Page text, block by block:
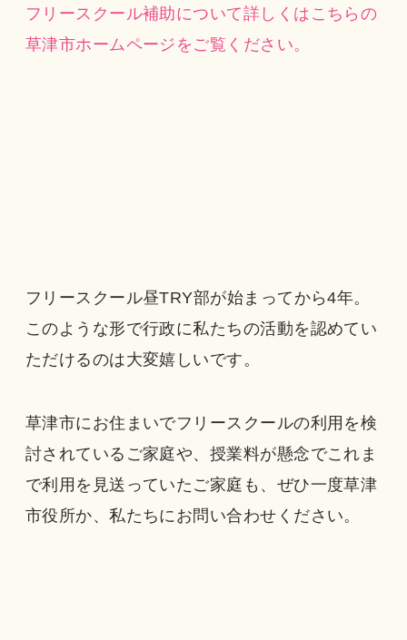
フリースクール補助について詳しくはこちらの
草津市ホームページをご覧ください。
フリースクール昼TRY部が始まってから4年。
このような形で行政に私たちの活動を認めてい
ただけるのは大変嬉しいです。
草津市にお住まいでフリースクールの利用を検
討されているご家庭や、授業料が懸念でこれま
で利用を見送っていたご家庭も、ぜひ一度草津
市役所か、私たちにお問い合わせください。